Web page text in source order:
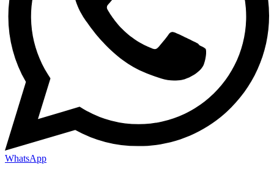
WhatsApp